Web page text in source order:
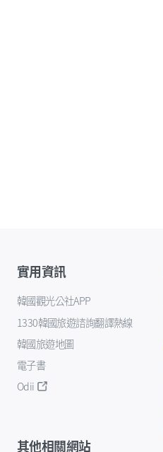
實用資訊
韓國觀光公社APP
1330韓國旅遊諮詢翻譯熱線
韓國旅遊地圖
電子書
Odii
其他相關網站